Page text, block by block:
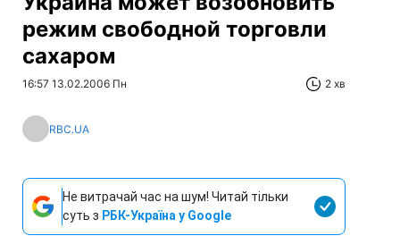
режим свободной торговли
сахаром
16:57 13.02.2006 Пн 2 хв
RBC.UA
Не витрачай час на шум! Читай тільки
суть з РБК-Україна у Google